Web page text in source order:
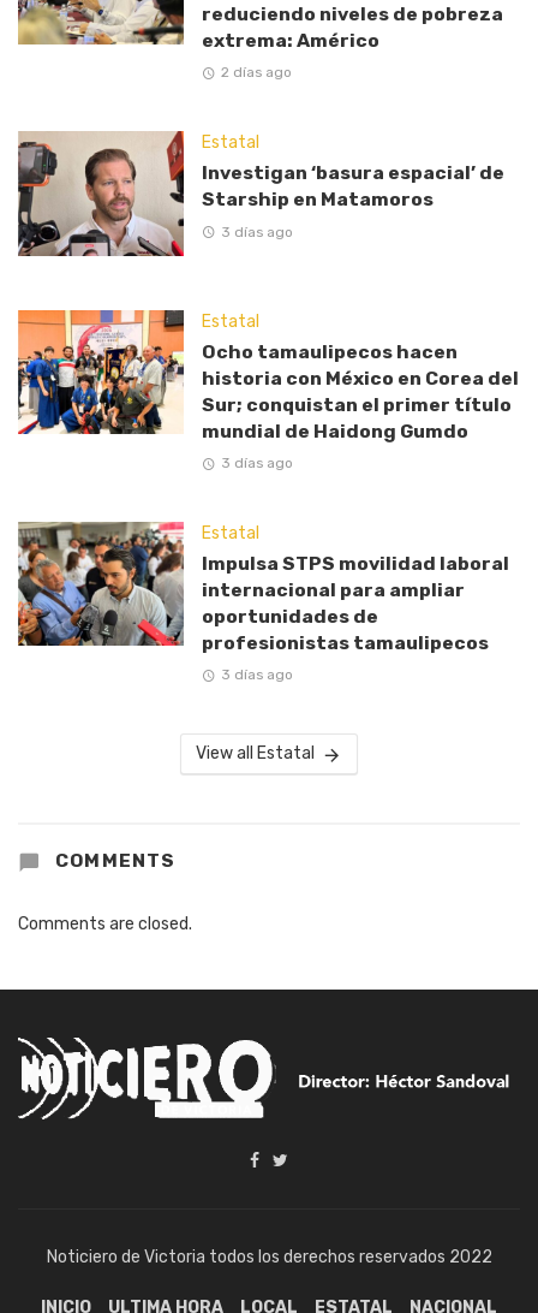
reduciendo niveles de pobreza
extrema: Américo
2 días ago
Estatal
Investigan ‘basura espacial’ de
Starship en Matamoros
3 días ago
Estatal
Ocho tamaulipecos hacen
historia con México en Corea del
Sur; conquistan el primer título
mundial de Haidong Gumdo
3 días ago
Estatal
Impulsa STPS movilidad laboral
internacional para ampliar
oportunidades de
profesionistas tamaulipecos
3 días ago
View all Estatal
COMMENTS
Comments are closed.
Noticiero de Victoria todos los derechos reservados 2022
INICIO ULTIMA HORA LOCAL ESTATAL NACIONAL